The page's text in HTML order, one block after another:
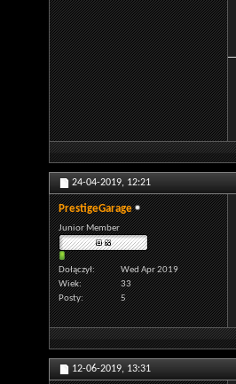
24-04-2019, 12:21
PrestigeGarage
Junior Member
Dołączył
Wed Apr 2019
Wiek
33
Posty
5
12-06-2019, 13:31